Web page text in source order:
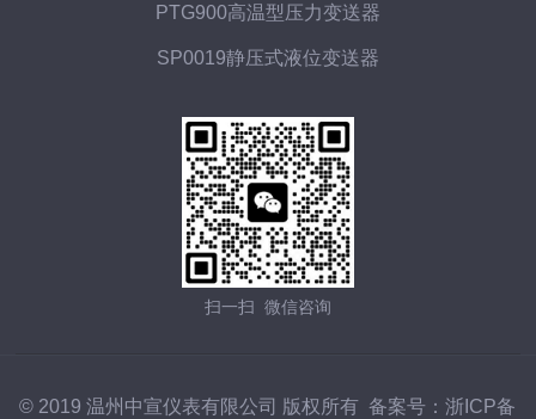
PTG900高温型压力变送器
SP0019静压式液位变送器
扫一扫 微信咨询
© 2019 温州中宣仪表有限公司 版权所有 备案号：浙ICP备